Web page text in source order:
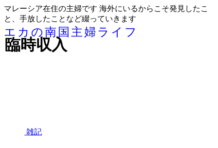
マレーシア在住の主婦です 海外にいるからこそ発見したこ
と、手放したことなど綴っていきます
エカの南国主婦ライフ
臨時収入
雑記